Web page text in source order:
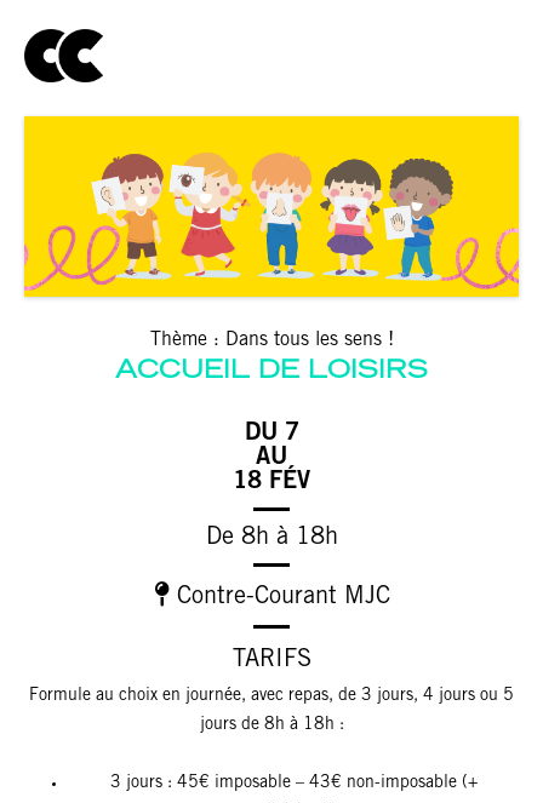
Thème : Dans tous les sens !
ACCUEIL DE LOISIRS
DU 7
AU
18 FÉV
De 8h à 18h
Contre-Courant MJC
TARIFS
Formule au choix en journée, avec repas, de 3 jours, 4 jours ou 5
jours de 8h à 18h :
3 jours : 45€ imposable – 43€ non-imposable (+